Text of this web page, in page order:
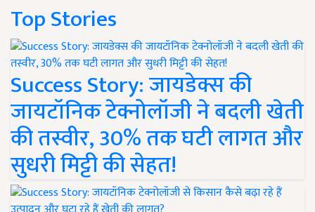
Top Stories
Success Story: जायडेक्स की
जायटॉनिक टेक्नोलॉजी ने बदली खेती
की तस्वीर, 30% तक घटी लागत और
सुधरी मिट्टी की सेहत!